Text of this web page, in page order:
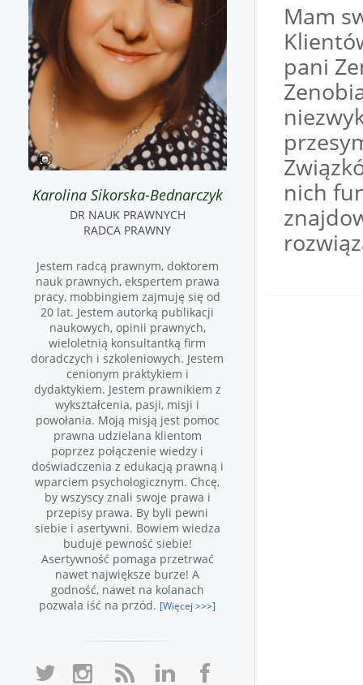
Mam
pani
nich
Karolina Sikorska-Bednarczyk
DR NAUK PRAWNYCH
RADCA PRAWNY
Jestem radcą prawnym, doktorem
nauk prawnych, ekspertem prawa
pracy, mobbingiem zajmuję się od
20 lat. Jestem autorką publikacji
naukowych, opinii prawnych,
wieloletnią konsultantką firm
doradczych i szkoleniowych. Jestem
cenionym praktykiem i
dydaktykiem. Jestem prawnikiem z
wykształcenia, pasji, misji i
powołania. Moją misją jest pomoc
prawna udzielana klientom
poprzez połączenie wiedzy i
doświadczenia z edukacją prawną i
wparciem psychologicznym. Chcę,
by wszyscy znali swoje prawa i
przepisy prawa. By byli pewni
siebie i asertywni. Bowiem wiedza
buduje pewność siebie!
Asertywność pomaga przetrwać
nawet największe burze! A
godność, nawet na kolanach
pozwala iść na przód. [Więcej >>>]